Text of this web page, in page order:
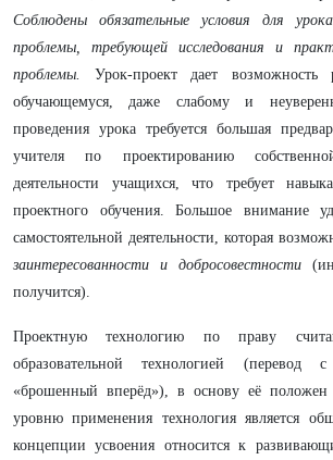
Соблюдены обязательные условия для
проблемы, требующей исследования и
проблемы.
Урок-проект дает возможность
обучающемуся, даже слабому и
проведения урока требуется большая
учителя по проектированию
деятельности учащихся, что требует
проектного обучения. Большое внимание
самостоятельной деятельности, которая
заинтересованности и добросовестности
получится).
Проектную технологию по праву
образовательной технологией
«брошенный вперёд»), в основу её
уровню применения технология является
концепции усвоения относится к